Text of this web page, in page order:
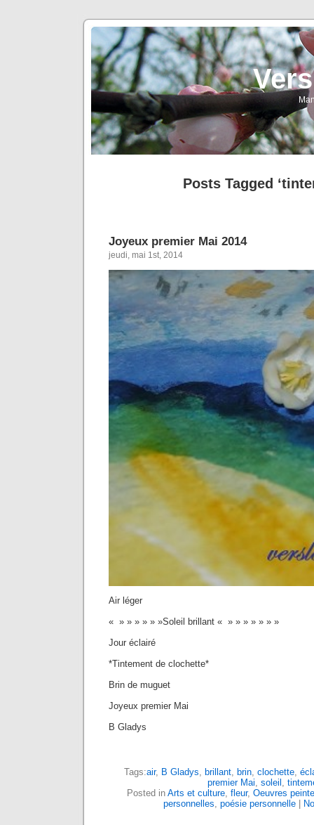
Posts Tagged
Joyeux premier Mai 2014
jeudi, mai 1st, 2014
Air léger
« » » » » » »Soleil brillant « » » » » » » »
Jour éclairé
*Tintement de clochette*
Brin de muguet
Joyeux premier Mai
B Gladys
Tags:air, B Gladys, brillant, brin, clochette,
premier Mai, soleil ,
Posted in Arts et culture, fleur, Oeuvres
personnelles, poésie personnelle